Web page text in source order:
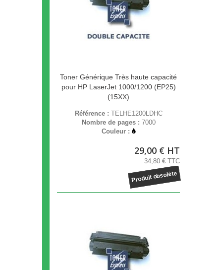
Toner Générique Très haute capacité
pour HP LaserJet 1000/1200 (EP25)
(15XX)
Référence : TELHE1200LDHC
Nombre de pages : 7000
Couleur :
29,00 € HT
34,80 € TTC
Produit obsolète